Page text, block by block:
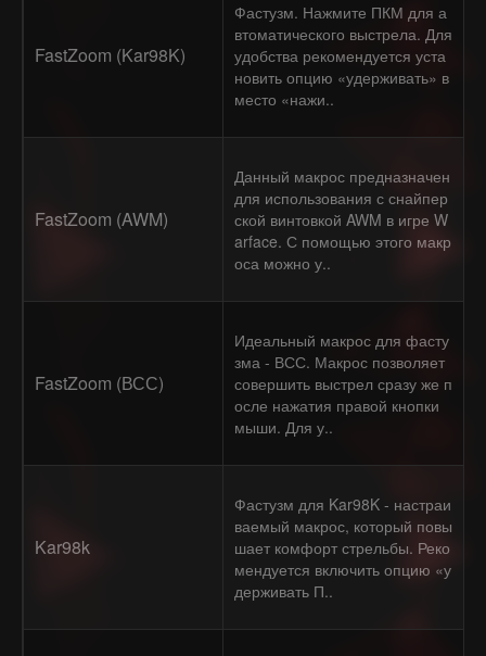
FastZoom (Kar98K)
Фастузм. Нажмите ПКМ для а
втоматического выстрела. Для
удобства рекомендуется уста
новить опцию «удерживать» в
место «нажи..
FastZoom (AWM)
Данный макрос предназначен
для использования с снайпер
ской винтовкой AWM в игре W
arface. С помощью этого макр
оса можно у..
FastZoom (ВСС)
Идеальный макрос для фасту
зма - ВСС. Макрос позволяет
совершить выстрел сразу же п
осле нажатия правой кнопки
мыши. Для у..
Kar98k
Фастузм для Kar98K - настраи
ваемый макрос, который повы
шает комфорт стрельбы. Реко
мендуется включить опцию «у
держивать П..